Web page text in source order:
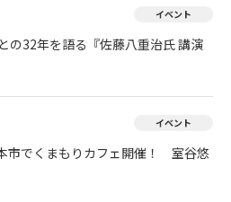
イベント
の32年を語る『佐藤八重治氏 講演
イベント
でくまもりカフェ開催！ 室谷悠